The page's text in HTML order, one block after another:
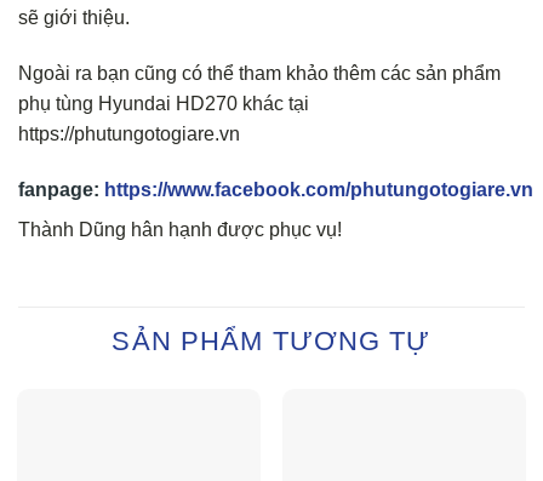
sẽ giới thiệu.
Ngoài ra bạn cũng có thể tham khảo thêm các sản phẩm
phụ tùng Hyundai HD270 khác tại
https://phutungotogiare.vn
fanpage: https://www.facebook.com/phutungotogiare.vn
Thành Dũng hân hạnh được phục vụ!
SẢN PHẨM TƯƠNG TỰ